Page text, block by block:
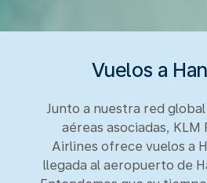
Vuelos a
Junto a nuestra red
aéreas asociadas, KLM
Airlines ofrece vuelos a
llegada al aeropuerto de